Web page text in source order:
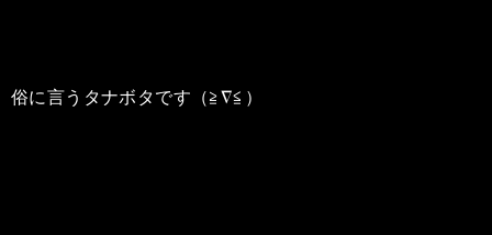
俗に言うタナボタです（≧∇≦）